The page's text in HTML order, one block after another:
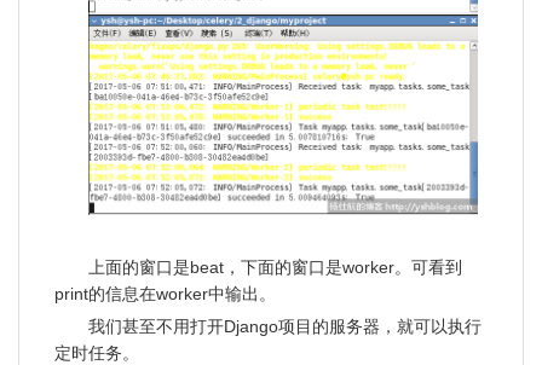
上面的窗口是beat，下面的窗口是worker。可看到
print的信息在worker中输出。
我们甚至不用打开Django项目的服务器，就可以执行
定时任务。